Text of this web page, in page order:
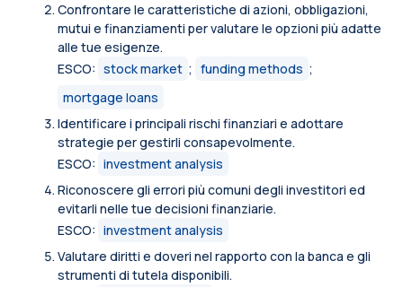
Confrontare le caratteristiche di azioni, obbligazioni,
mutui e finanziamenti per valutare le opzioni più adatte
alle tue esigenze.
ESCO: stock market ; funding methods ;
mortgage loans
Identificare i principali rischi finanziari e adottare
strategie per gestirli consapevolmente.
ESCO: investment analysis
Riconoscere gli errori più comuni degli investitori ed
evitarli nelle tue decisioni finanziarie.
ESCO: investment analysis
Valutare diritti e doveri nel rapporto con la banca e gli
strumenti di tutela disponibili.